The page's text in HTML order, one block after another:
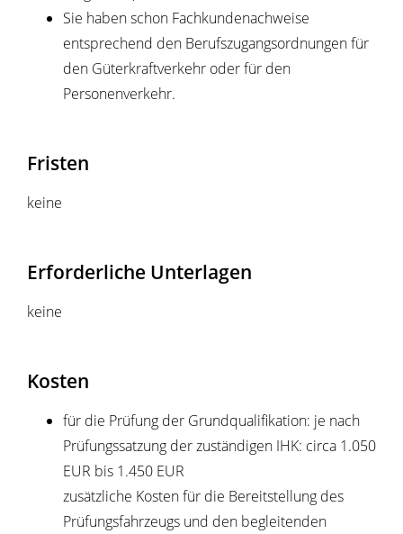
Sie haben schon Fachkundenachweise
entsprechend den Berufszugangsordnungen für
den Güterkraftverkehr oder für den
Personenverkehr.
Fristen
keine
Erforderliche Unterlagen
keine
Kosten
für die Prüfung der Grundqualifikation: je nach
Prüfungssatzung der zuständigen IHK: circa 1.050
EUR bis 1.450 EUR
zusätzliche Kosten für die Bereitstellung des
Prüfungsfahrzeugs und den begleitenden